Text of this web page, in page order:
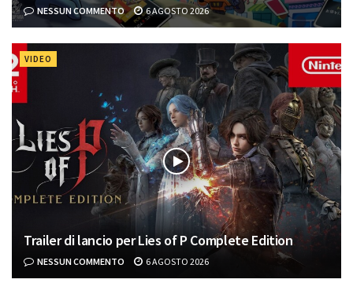
NESSUN COMMENTO 6 AGOSTO 2026
VIDEO
Trailer di lancio per Lies of P Complete Edition
NESSUN COMMENTO 6 AGOSTO 2026